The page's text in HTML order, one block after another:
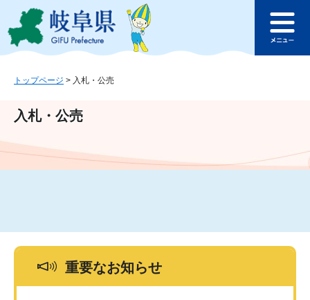
ジ
ュ
文
このページの本文へ
ュ
トップページ > 入札・公売
入札・公売
重要なお知らせ